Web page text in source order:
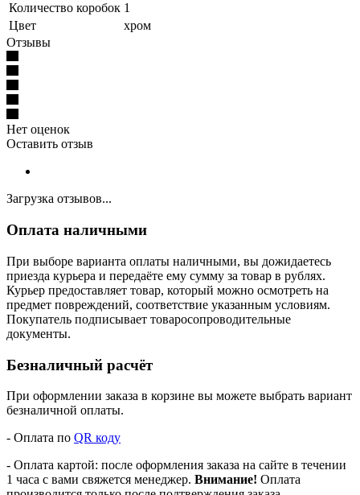
Количество коробок 1
Цвет
хром
Отзывы
Нет оценок
Оставить отзыв
Загрузка отзывов...
Оплата наличными
При выборе варианта оплаты наличными, вы дожидаетесь
приезда курьера и передаёте ему сумму за товар в рублях.
Курьер предоставляет товар, который можно осмотреть на
предмет повреждений, соответствие указанным условиям.
Покупатель подписывает товаросопроводительные
документы.
Безналичный расчёт
При оформлении заказа в корзине вы можете выбрать вариант
безналичной оплаты.
- Оплата по QR коду
- Оплата картой: после оформления заказа на сайте в течении
1 часа с вами свяжется менеджер. Внимание! Оплата